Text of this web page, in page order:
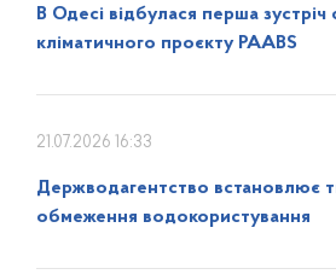
В Одесі відбулася перша зустріч
кліматичного проєкту PAABS
21.07.2026 16:33
Держводагентство встановлює
обмеження водокористування